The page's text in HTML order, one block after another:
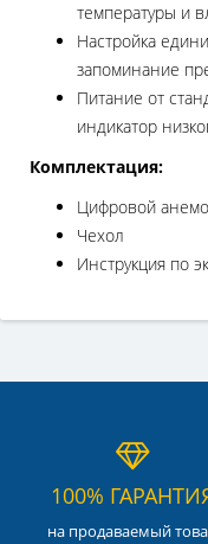
температуры и
Настройка
запоминание
Питание от
индикатор
Комплектация:
Цифровой
Чехол
Инструкция по
100%
на продаваемый